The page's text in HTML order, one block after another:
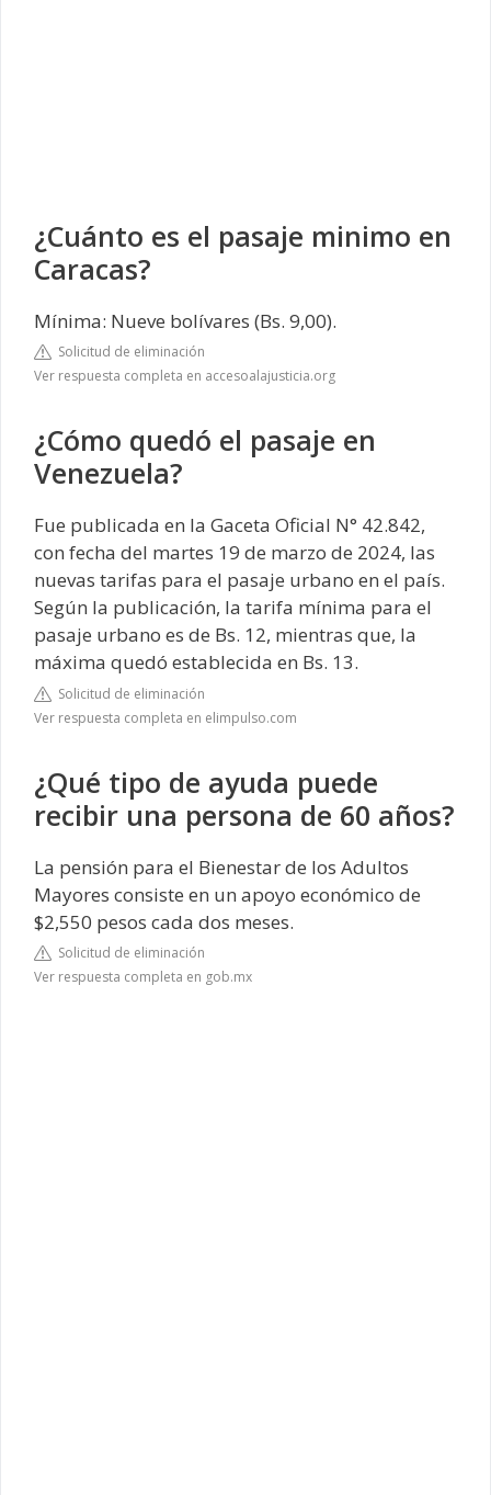
¿Cuánto es el pasaje minimo en
Caracas?
Mínima: Nueve bolívares (Bs. 9,00).
Solicitud de eliminación
Ver respuesta completa en accesoalajusticia.org
¿Cómo quedó el pasaje en
Venezuela?
Fue publicada en la Gaceta Oficial N° 42.842,
con fecha del martes 19 de marzo de 2024, las
nuevas tarifas para el pasaje urbano en el país.
Según la publicación, la tarifa mínima para el
pasaje urbano es de Bs. 12, mientras que, la
máxima quedó establecida en Bs. 13.
Solicitud de eliminación
Ver respuesta completa en elimpulso.com
¿Qué tipo de ayuda puede
recibir una persona de 60 años?
La pensión para el Bienestar de los Adultos
Mayores consiste en un apoyo económico de
$2,550 pesos cada dos meses.
Solicitud de eliminación
Ver respuesta completa en gob.mx